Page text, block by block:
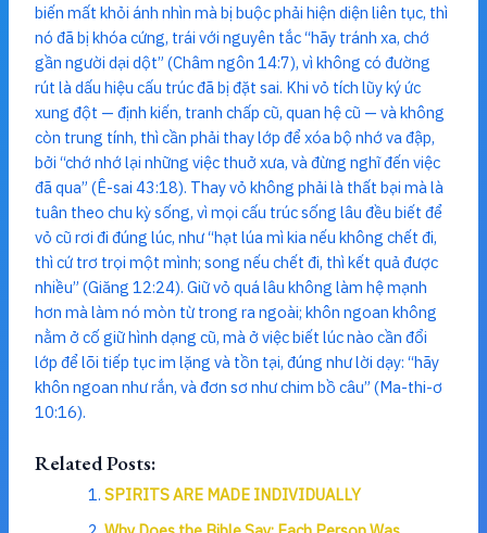
biến mất khỏi ánh nhìn mà bị buộc phải hiện diện liên tục, thì
nó đã bị khóa cứng, trái với nguyên tắc “hãy tránh xa, chớ
gần người dại dột” (Châm ngôn 14:7), vì không có đường
rút là dấu hiệu cấu trúc đã bị đặt sai. Khi vỏ tích lũy ký ức
xung đột — định kiến, tranh chấp cũ, quan hệ cũ — và không
còn trung tính, thì cần phải thay lớp để xóa bộ nhớ va đập,
bởi “chớ nhớ lại những việc thuở xưa, và đừng nghĩ đến việc
đã qua” (Ê-sai 43:18). Thay vỏ không phải là thất bại mà là
tuân theo chu kỳ sống, vì mọi cấu trúc sống lâu đều biết để
vỏ cũ rơi đi đúng lúc, như “hạt lúa mì kia nếu không chết đi,
thì cứ trơ trọi một mình; song nếu chết đi, thì kết quả được
nhiều” (Giăng 12:24). Giữ vỏ quá lâu không làm hệ mạnh
hơn mà làm nó mòn từ trong ra ngoài; khôn ngoan không
nằm ở cố giữ hình dạng cũ, mà ở việc biết lúc nào cần đổi
lớp để lõi tiếp tục im lặng và tồn tại, đúng như lời dạy: “hãy
khôn ngoan như rắn, và đơn sơ như chim bồ câu” (Ma-thi-ơ
10:16).
Related Posts:
SPIRITS ARE MADE INDIVIDUALLY